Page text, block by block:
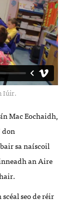
Iúir.
Mac Eochaidh,
don
sa naíscoil
an Aire
seo de réir